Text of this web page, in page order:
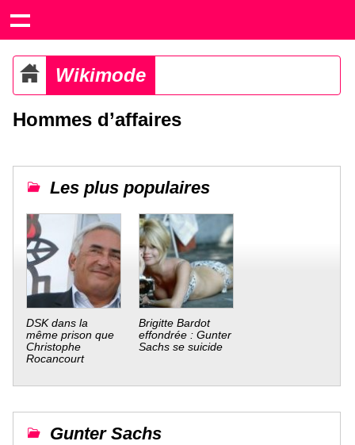
Wikimode
Hommes d’affaires
Les plus populaires
DSK dans la
même prison que
Christophe
Rocancourt
Brigitte Bardot
effondrée : Gunter
Sachs se suicide
Gunter Sachs